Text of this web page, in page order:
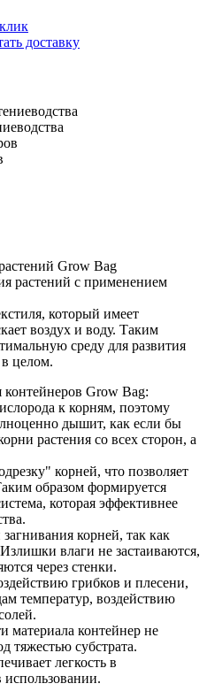
доставку
Grow Bag
растений с применением
который имеет
воздух и воду. Таким
среду для развития
целом.
Grow Bag:
к корням, поэтому
дышит, как если бы
растения со всех сторон, а
корней, что позволяет
образом формируется
которая эффективнее
корней, так как
влаги не застаиваются,
через стенки.
грибков и плесени,
температур, воздействию
материала контейнер не
тяжестью субстрата.
легкость в
использовании.